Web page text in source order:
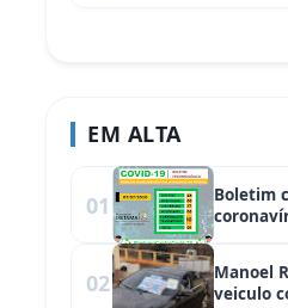
EM ALTA
01
Boletim
02
Manoel
veiculo